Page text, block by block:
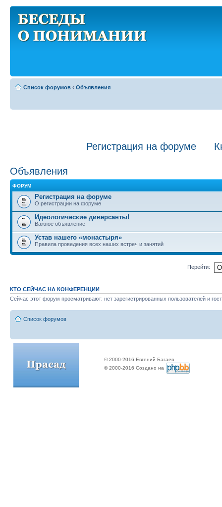
Список форумов ‹ Объявления
Регистрация на форуме
Объявления
ФОРУМ
Регистрация на форуме
О регистрации на форуме
Идеологические диверсанты!
Важное объявление
Устав нашего «монастыря»
Правила проведения всех наших встреч и занятий
Перейти:
КТО СЕЙЧАС НА КОНФЕРЕНЦИИ
Сейчас этот форум просматривают: нет зарегистрированных пользователей и
Список форумов
© 2000-2016 Евгений Багаев
© 2000-2016 Создано на